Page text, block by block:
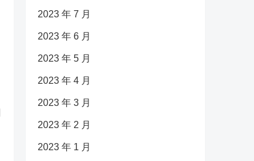
2023 年 7 月
2023 年 6 月
2023 年 5 月
2023 年 4 月
2023 年 3 月
2023 年 2 月
2023 年 1 月